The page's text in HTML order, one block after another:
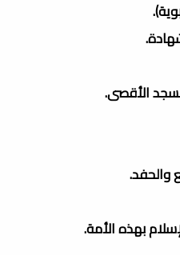
الأقصى.
والحفد.
بهذه الأمة.